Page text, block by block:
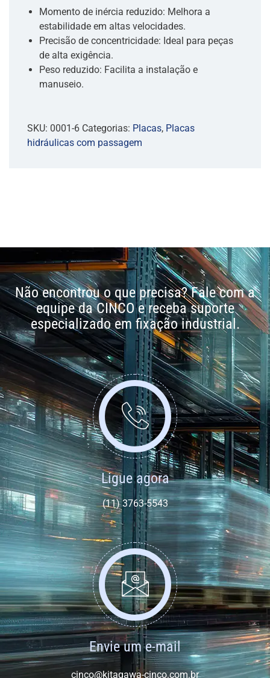
Momento de inércia reduzido: Melhora a
estabilidade em altas velocidades.
Precisão de concentricidade: Ideal para peças
de alta exigência.
Peso reduzido: Facilita a instalação e
manuseio.
SKU: 0001-6 Categorias: Placas, Placas
hidráulicas com passagem
Não encontrou o que precisa? Fale com a
equipe da CINCO e receba suporte
especializado em fixação industrial.
Ligue agora
(11) 3763-5543
Envie um e-mail
cinco@kitagawa-cinco.com.br